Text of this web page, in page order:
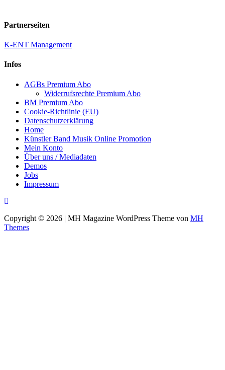
Partnerseiten
K-ENT Management
Infos
AGBs Premium Abo
Widerrufsrechte Premium Abo
BM Premium Abo
Cookie-Richtlinie (EU)
Datenschutzerklärung
Home
Künstler Band Musik Online Promotion
Mein Konto
Über uns / Mediadaten
Demos
Jobs
Impressum
Copyright © 2026 | MH Magazine WordPress Theme von MH
Themes